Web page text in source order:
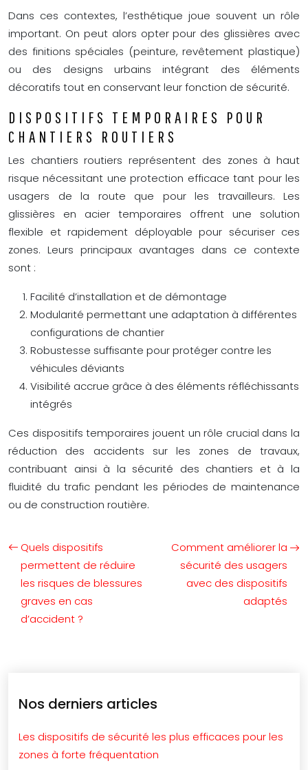
Dans ces contextes, l’esthétique joue souvent un rôle
important. On peut alors opter pour des glissières avec
des finitions spéciales (peinture, revêtement plastique)
ou des designs urbains intégrant des éléments
décoratifs tout en conservant leur fonction de sécurité.
DISPOSITIFS TEMPORAIRES POUR
CHANTIERS ROUTIERS
Les chantiers routiers représentent des zones à haut
risque nécessitant une protection efficace tant pour les
usagers de la route que pour les travailleurs. Les
glissières en acier temporaires offrent une solution
flexible et rapidement déployable pour sécuriser ces
zones. Leurs principaux avantages dans ce contexte
sont :
Facilité d’installation et de démontage
Modularité permettant une adaptation à différentes
configurations de chantier
Robustesse suffisante pour protéger contre les
véhicules déviants
Visibilité accrue grâce à des éléments réfléchissants
intégrés
Ces dispositifs temporaires jouent un rôle crucial dans la
réduction des accidents sur les zones de travaux,
contribuant ainsi à la sécurité des chantiers et à la
fluidité du trafic pendant les périodes de maintenance
ou de construction routière.
Quels dispositifs
permettent de réduire
les risques de blessures
graves en cas
d’accident ?
Comment améliorer la
sécurité des usagers
avec des dispositifs
adaptés
Nos derniers articles
Les dispositifs de sécurité les plus efficaces pour les
zones à forte fréquentation